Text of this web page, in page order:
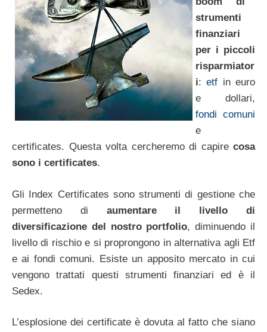
strumenti
finanziari
per i piccoli
risparmiator
i:etf in euro
e dollari,
fondi comuni
e
certificates. Questa volta cercheremo di capire cosa
sono i certificates.
Gli Index Certificates sono strumenti di gestione che
permetteno di aumentare il livello di
diversificazione del nostro portfolio, diminuendo il
livello di rischio e si proprongono in alternativa agli Etf
e ai fondi comuni. Esiste un apposito mercato in cui
vengono trattati questi strumenti finanziari ed è il
Sedex.
L’esplosione dei certificate è dovuta al fatto che siano